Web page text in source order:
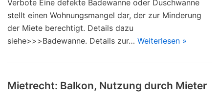
Verbote Eine defekte Badewanne oder Duschwanne
stellt einen Wohnungsmangel dar, der zur Minderung
der Miete berechtigt. Details dazu
siehe>>>Badewanne. Details zur… Weiterlesen »
Mietrecht: Balkon, Nutzung durch Mieter